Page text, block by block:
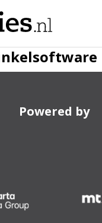
Powered by